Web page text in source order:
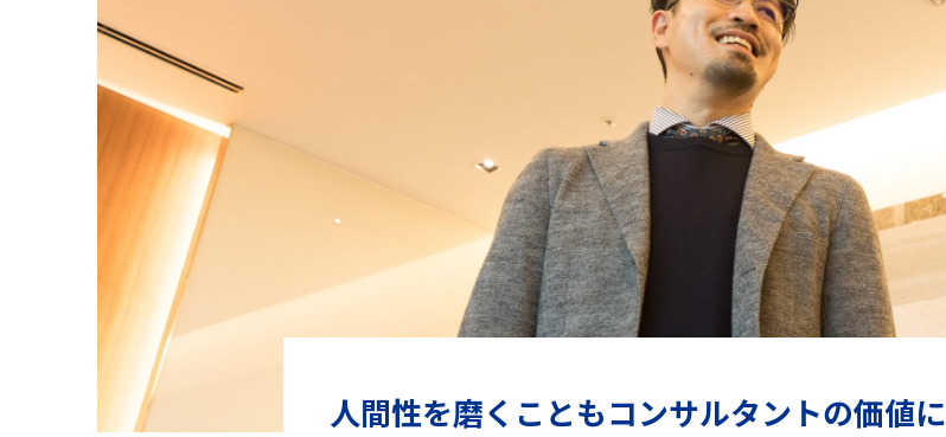
人間性を磨くこともコンサルタントの価値に